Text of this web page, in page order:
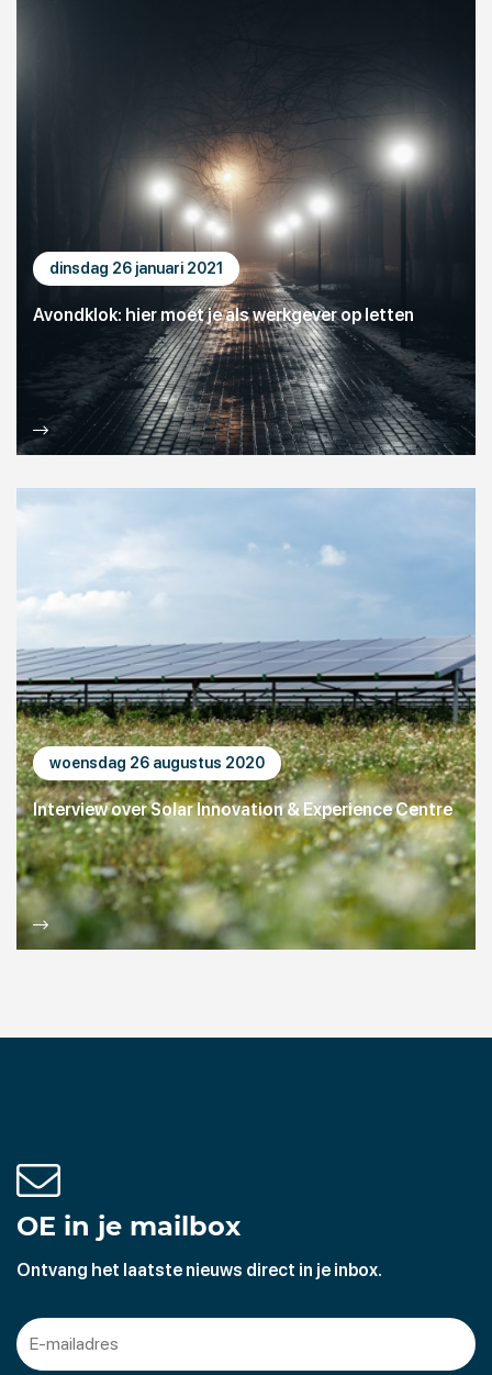
dinsdag 26 januari 2021
Avondklok: hier moet je als werkgever op letten
woensdag 26 augustus 2020
Interview over Solar Innovation & Experience Centre
OE in je mailbox
Ontvang het laatste nieuws direct in je inbox.